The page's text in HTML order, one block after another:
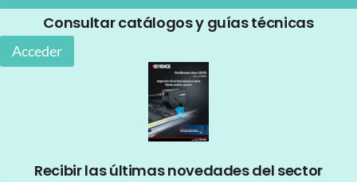
Consultar catálogos y guías técnicas
Acceder
Recibir las últimas novedades del sector